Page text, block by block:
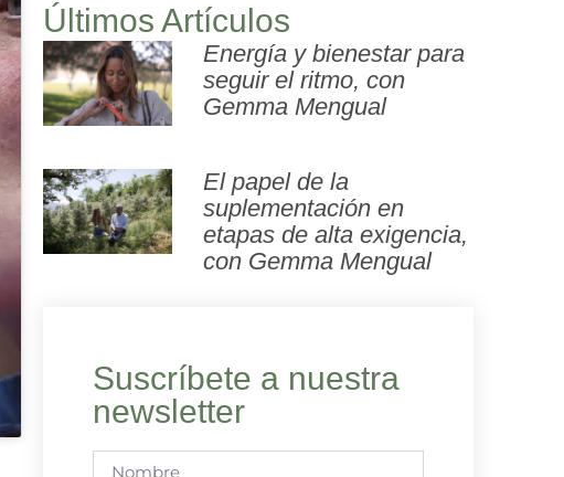
Últimos Artículos
Energía y bienestar para
seguir el ritmo, con
Gemma Mengual
El papel de la
suplementación en
etapas de alta exigencia,
con Gemma Mengual
Suscríbete a nuestra
newsletter